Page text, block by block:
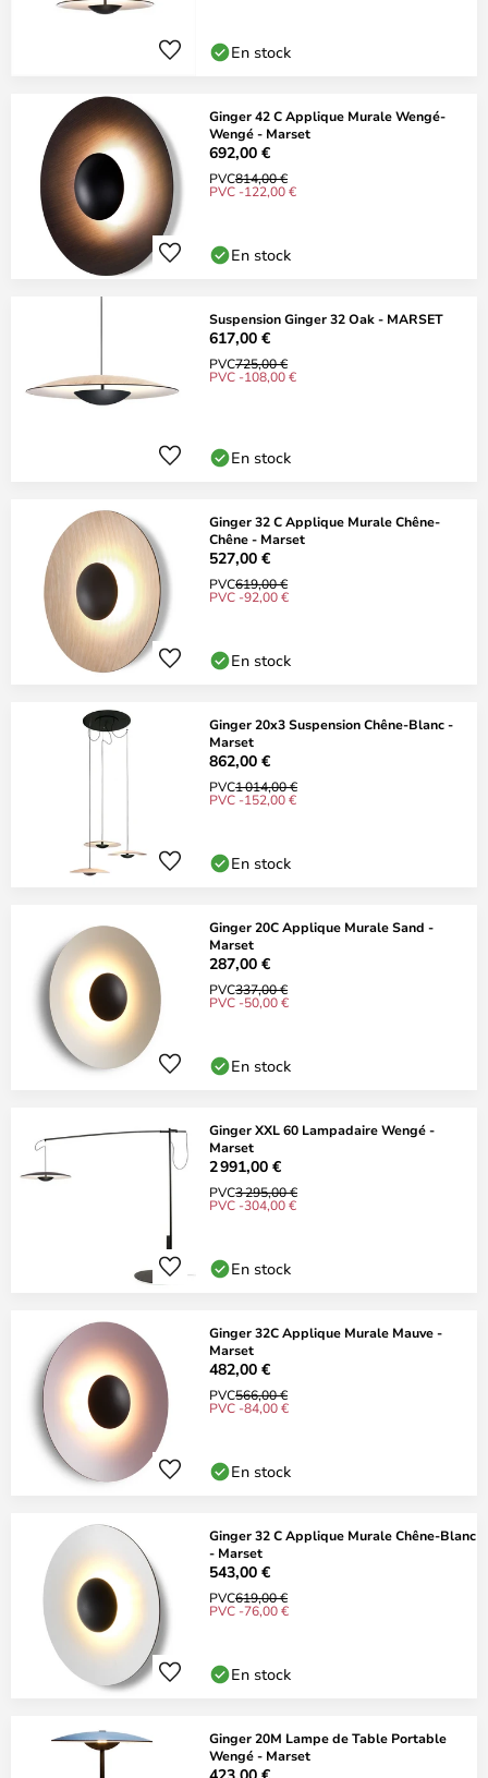
En stock
Ginger 42 C Applique Murale Wengé-
Wengé - Marset
692,00 €
PVC814,00 €
PVC -122,00 €
En stock
Suspension Ginger 32 Oak - MARSET
617,00 €
PVC725,00 €
PVC -108,00 €
En stock
Ginger 32 C Applique Murale Chêne-
Chêne - Marset
527,00 €
PVC619,00 €
PVC -92,00 €
En stock
Ginger 20x3 Suspension Chêne-Blanc -
Marset
862,00 €
PVC1 014,00 €
PVC -152,00 €
En stock
Ginger 20C Applique Murale Sand -
Marset
287,00 €
PVC337,00 €
PVC -50,00 €
En stock
Ginger XXL 60 Lampadaire Wengé -
Marset
2 991,00 €
PVC3 295,00 €
PVC -304,00 €
En stock
Ginger 32C Applique Murale Mauve -
Marset
482,00 €
PVC566,00 €
PVC -84,00 €
En stock
Ginger 32 C Applique Murale Chêne-Blanc
- Marset
543,00 €
PVC619,00 €
PVC -76,00 €
En stock
Ginger 20M Lampe de Table Portable
Wengé - Marset